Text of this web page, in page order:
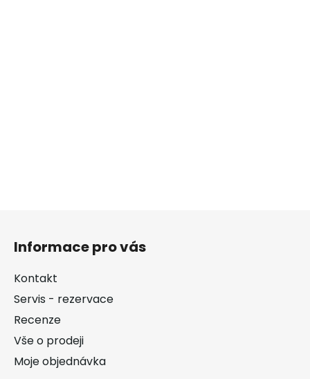
Informace pro vás
Kontakt
Servis - rezervace
Recenze
Vše o prodeji
Moje objednávka